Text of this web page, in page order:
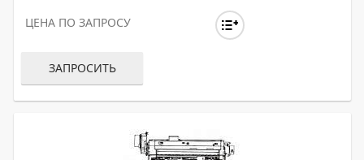
ЦЕНА ПО ЗАПРОСУ
ЗАПРОСИТЬ